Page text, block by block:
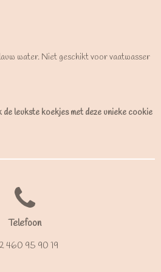
water. Niet geschikt voor vaatwasser
leukste koekjes met deze unieke cookie
Telefoon
460 95 90 19